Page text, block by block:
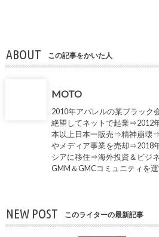
ABOUT この記事をかいた人
MOTO
2010年アパレルの某ブラック
絶望してネットで起業⇒2012
本以上日本一販売⇒精神崩壊
やメディア事業を売却⇒2018
シアに移住⇒海外投資＆ビジ
GMM＆GMCコミュニティを
NEW POST このライターの最新記事